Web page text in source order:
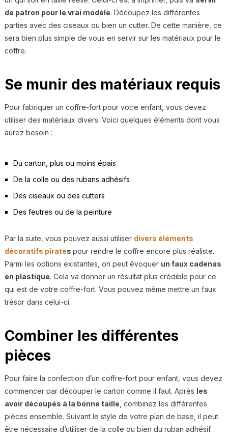
de patron pour le vrai modèle. Découpez les différentes
parties avec des ciseaux ou bien un cutter. De cette manière, ce
sera bien plus simple de vous en servir sur les matériaux pour le
coffre.
Se munir des matériaux requis
Pour fabriquer un coffre-fort pour votre enfant, vous devez
utiliser des matériaux divers. Voici quelques éléments dont vous
aurez besoin :
Du carton, plus ou moins épais
De la colle ou des rubans adhésifs
Des ciseaux ou des cutters
Des feutres ou de la peinture
Par la suite, vous pouvez aussi utiliser divers éléments
décoratifs pirates pour rendre le coffre encore plus réaliste.
Parmi les options existantes, on peut évoquer un faux cadenas
en plastique. Cela va donner un résultat plus crédible pour ce
qui est de votre coffre-fort. Vous pouvez même mettre un faux
trésor dans celui-ci.
Combiner les différentes
pièces
Pour faire la confection d’un coffre-fort pour enfant, vous devez
commencer par découper le carton comme il faut. Après les
avoir découpés à la bonne taille , combinez les différentes
pièces ensemble. Suivant le style de votre plan de base, il peut
être nécessaire d’utiliser de la colle ou bien du ruban adhésif.